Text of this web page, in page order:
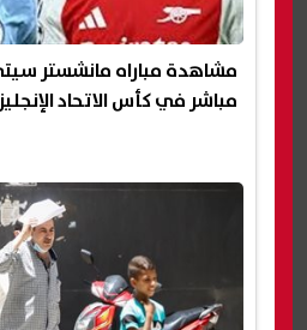
مشاهدة مباراه مانشستر
مباشر في كأس الاتحاد